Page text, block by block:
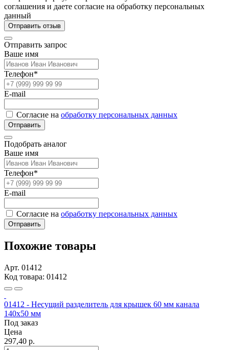
соглашения и даете согласие на обработку персональных
данный
Отправить отзыв
Отправить запрос
Ваше имя
Телефон*
E-mail
Согласие на обработку персональных данных
Отправить
Подобрать аналог
Ваше имя
Телефон*
E-mail
Согласие на обработку персональных данных
Отправить
Похожие товары
Арт. 01412
Код товара: 01412
01412 - Несущий разделитель для крышек 60 мм канала
140х50 мм
Под заказ
Цена
297,40 р.